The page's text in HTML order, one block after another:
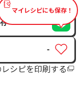
マイレシピにも保存！
-
レシピを印刷する